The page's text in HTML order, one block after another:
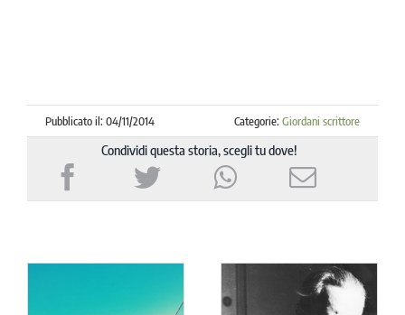
Pubblicato il: 04/11/2014 Categorie:Giordani scrittore
Condividi questa storia, scegli tu dove!